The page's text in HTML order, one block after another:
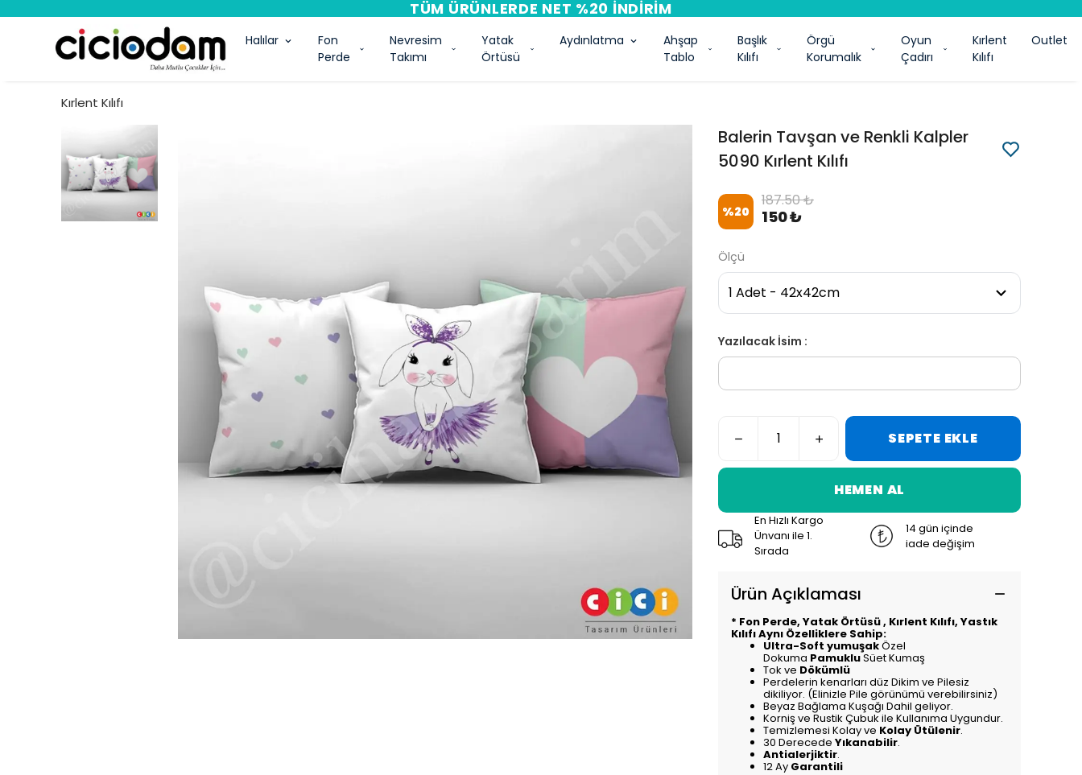
PEŞIN FIYATINA 3 TAKSIT
Halılar
Fon
Perde
Nevresim
Takımı
Yatak
Örtüsü
Aydınlatma
Ahşap
Tablo
Başlık
Kılıfı
Örgü
Korumalık
Oyun
Çadırı
Kırlent
Kılıfı
Outlet
Kırlent Kılıfı
Balerin Tavşan ve Renkli Kalpler
5090 Kırlent Kılıfı
%20
187.50 ₺
150 ₺
Ölçü
Yazılacak İsim :
SEPETE EKLE
HEMEN AL
En Hızlı Kargo
Ünvanı ile 1.
Sırada
14 gün içinde
iade değişim
Ürün Açıklaması
* Fon Perde, Yatak Örtüsü , Kırlent Kılıfı, Yastık
Kılıfı Aynı Özelliklere Sahip:
Ultra-Soft yumuşakÖzel
Dokuma PamukluSüet Kumaş
Tok ve Dökümlü
Perdelerin kenarları düz Dikim ve Pilesiz
dikiliyor. (Elinizle Pile görünümü verebilirsiniz)
Beyaz Bağlama Kuşağı Dahil geliyor.
Korniş ve Rustik Çubuk ile Kullanıma Uygundur.
Temizlemesi Kolay ve Kolay Ütülenir.
30 Derecede Yıkanabilir.
Antialerjiktir.
12 Ay Garantili